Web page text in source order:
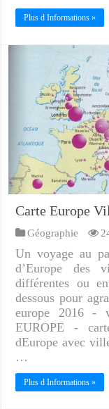
Plus d Informations »
Carte Europe
Géographie
Un voyage au
d’Europe des
différentes ou
dessous pour
europe 2016 -
EUROPE -
dEurope avec
…
Plus d Informations »